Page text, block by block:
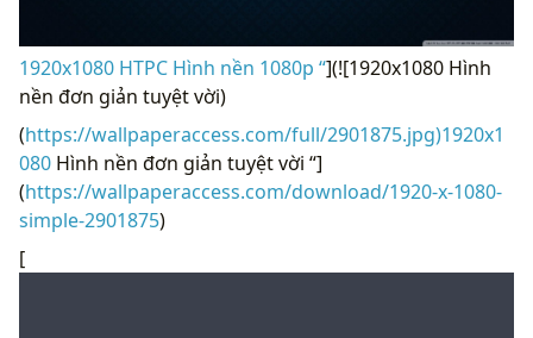
1920x1080 HTPC Hình nền 1080p “](![1920x1080 Hình
nền đơn giản tuyệt vời)
(https://wallpaperaccess.com/full/2901875.jpg)1920x1
080 Hình nền đơn giản tuyệt vời “]
(https://wallpaperaccess.com/download/1920-x-1080-
simple-2901875)
[